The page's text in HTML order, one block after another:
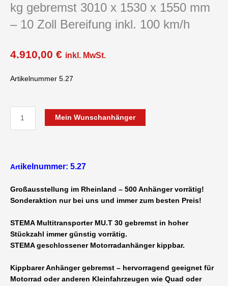
kg gebremst 3010 x 1530 x 1550 mm
– 10 Zoll Bereifung inkl. 100 km/h
4.910,00 € inkl. MwSt.
Artikelnummer 5.27
MU.T
15.1
Auffahrrampe
Plane
Spriegel
1300
kg
3010
x
Mein Wunschanhänger
Artikelnummer: 5.27
Großausstellung im Rheinland – 500 Anhänger vorrätig!
Sonderaktion nur bei uns und immer zum besten Preis!
STEMA Multitransporter MU.T 30 gebremst in hoher
Stückzahl immer günstig vorrätig.
STEMA geschlossener Motorradanhänger kippbar.
Kippbarer Anhänger gebremst – hervorragend geeignet für
Motorrad oder anderen Kleinfahrzeugen wie Quad oder